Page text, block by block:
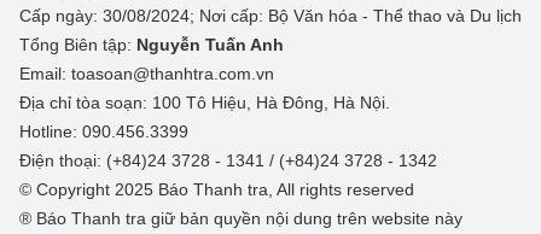
Cấp ngày: 30/08/2024; Nơi cấp: Bộ Văn hóa - Thể thao và Du lịch
Tổng Biên tập: Nguyễn Tuấn Anh
Email: toasoan@thanhtra.com.vn
Địa chỉ tòa soạn: 100 Tô Hiệu, Hà Đông, Hà Nội.
Hotline: 090.456.3399
Điện thoại: (+84)24 3728 - 1341 / (+84)24 3728 - 1342
© Copyright 2025 Báo Thanh tra, All rights reserved
® Báo Thanh tra giữ bản quyền nội dung trên website này